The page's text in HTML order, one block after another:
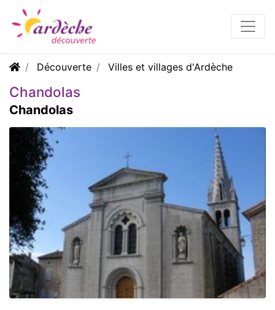
Découverte Villes et villages d'Ardèche
Chandolas
Chandolas